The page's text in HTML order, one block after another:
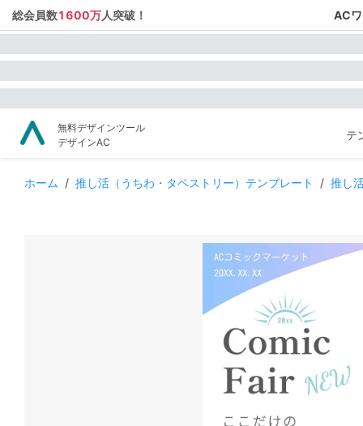
総会員数1600万人突破！ AC
無料デザインツール
デザインAC
テ
ホーム / 推し活（うちわ・タペストリー）テンプレート / 推し